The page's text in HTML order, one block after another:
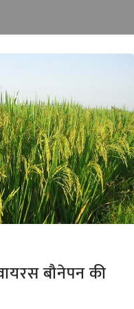
बौनेपन की